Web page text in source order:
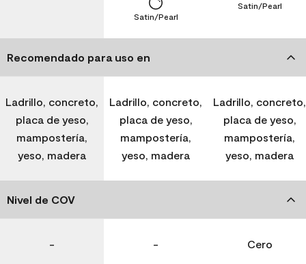
Satin/Pearl
Satin/Pearl
Recomendado para uso en
Ladrillo, concreto,
placa de yeso,
mampostería,
yeso, madera
Ladrillo, concreto,
placa de yeso,
mampostería,
yeso, madera
Ladrillo, concreto,
placa de yeso,
mampostería,
yeso, madera
Nivel de COV
- - Cero